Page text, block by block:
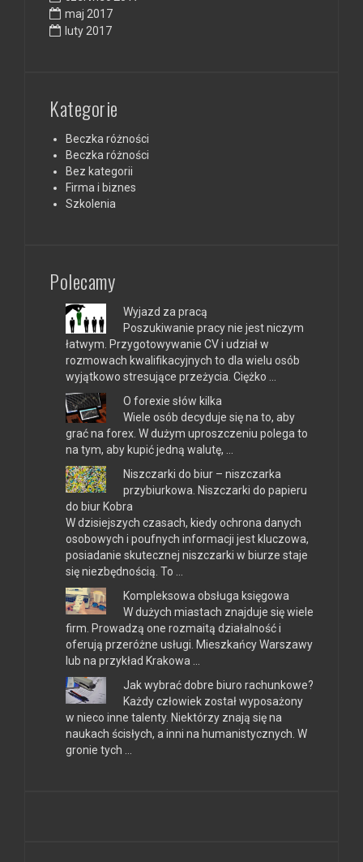
maj 2017
luty 2017
Kategorie
Beczka różności
Beczka różności
Bez kategorii
Firma i biznes
Szkolenia
Polecamy
Wyjazd za pracą
Poszukiwanie pracy nie jest niczym
łatwym. Przygotowywanie CV i udział w
rozmowach kwalifikacyjnych to dla wielu osób
wyjątkowo stresujące przeżycia. Ciężko …
O forexie słów kilka
Wiele osób decyduje się na to, aby
grać na forex. W dużym uproszczeniu polega to
na tym, aby kupić jedną walutę, …
Niszczarki do biur – niszczarka
przybiurkowa. Niszczarki do papieru
do biur Kobra
W dzisiejszych czasach, kiedy ochrona danych
osobowych i poufnych informacji jest kluczowa,
posiadanie skutecznej niszczarki w biurze staje
się niezbędnością. To …
Kompleksowa obsługa księgowa
W dużych miastach znajduje się wiele
firm. Prowadzą one rozmaitą działalność i
oferują przeróżne usługi. Mieszkańcy Warszawy
lub na przykład Krakowa …
Jak wybrać dobre biuro rachunkowe?
Każdy człowiek został wyposażony
w nieco inne talenty. Niektórzy znają się na
naukach ścisłych, a inni na humanistycznych. W
gronie tych …